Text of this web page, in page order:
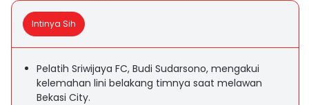
Intinya Sih
Pelatih Sriwijaya FC, Budi Sudarsono, mengakui
kelemahan lini belakang timnya saat melawan
Bekasi City.